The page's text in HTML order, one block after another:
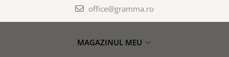
office@gramma.ro
MAGAZINUL MEU